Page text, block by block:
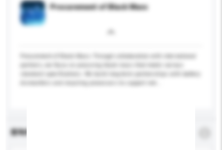
Procurement of Black Mass
Procurement of Black Mass Through collaboration with international
查询内容